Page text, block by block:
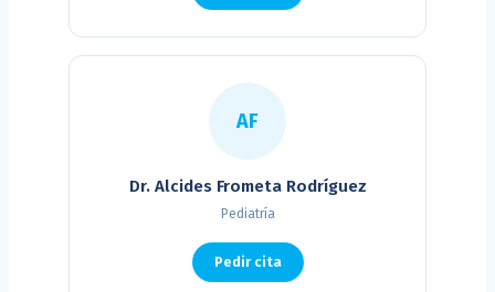
AF
Dr. Alcides Frometa Rodríguez
Pediatría
Pedir cita